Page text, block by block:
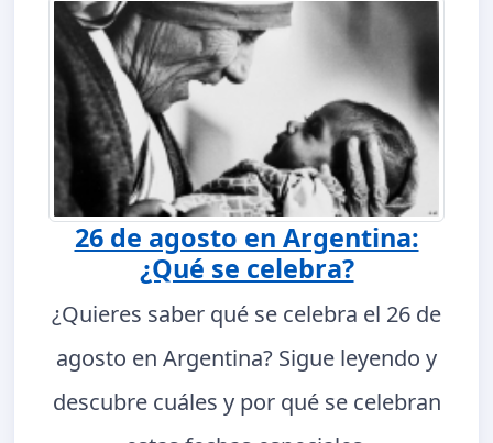
26 de agosto en Argentina:
¿Qué se celebra?
¿Quieres saber qué se celebra el 26 de
agosto en Argentina? Sigue leyendo y
descubre cuáles y por qué se celebran